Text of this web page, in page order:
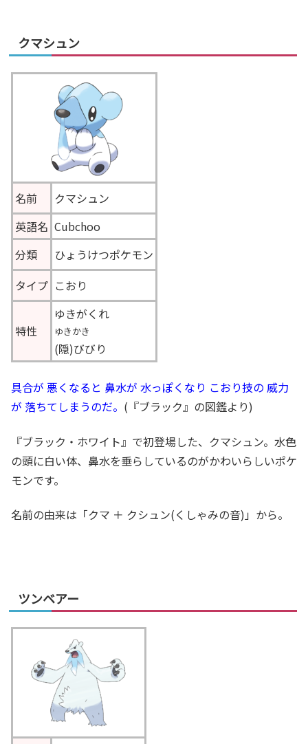
クマシュン
名前
クマシュン
英語名 Cubchoo
分類
ひょうけつポケモン
タイプ こおり
特性
ゆきがくれ
ゆきかき
(隠)びびり
具合が 悪くなると 鼻水が 水っぽくなり こおり技の 威力
が 落ちてしまうのだ。 (『ブラック』の図鑑より)
『ブラック・ホワイト』で初登場した、クマシュン。水色
の頭に白い体、鼻水を垂らしているのがかわいらしいポケ
モンです。
名前の由来は「クマ ＋ クシュン(くしゃみの音)」から。
ツンベアー